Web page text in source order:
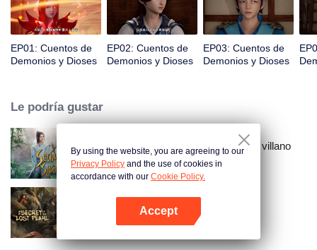
EP01: Cuentos de
Demonios y Dioses
EP02: Cuentos de
Demonios y Dioses
EP03: Cuentos de
Demonios y Dioses
Le podría gustar
El sistema de auto-salvación del villano
escoria
El secreto de la perla perdida
By using the website, you are agreeing to our
Privacy Policy and the use of cookies in
accordance with our Cookie Policy.
Accept